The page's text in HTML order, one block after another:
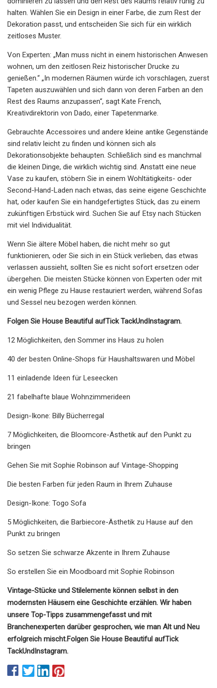
halten. Wählen Sie ein Design in einer Farbe, die zum Rest der
Dekoration passt, und entscheiden Sie sich für ein wirklich
zeitloses Muster.
Von Experten: „Man muss nicht in einem historischen Anwesen
wohnen, um den zeitlosen Reiz historischer Drucke zu
genießen.“ „In modernen Räumen würde ich vorschlagen, zuerst
Tapeten auszuwählen und sich dann von deren Farben an den
Rest des Raums anzupassen“, sagt Kate French,
Kreativdirektorin von Dado, einer Tapetenmarke.
Gebrauchte Accessoires und andere kleine antike Gegenstände
sind relativ leicht zu finden und können sich als
Dekorationsobjekte behaupten. Schließlich sind es manchmal
die kleinen Dinge, die wirklich wichtig sind. Anstatt eine neue
Vase zu kaufen, stöbern Sie in einem Wohltätigkeits- oder
Second-Hand-Laden nach etwas, das seine eigene Geschichte
hat, oder kaufen Sie ein handgefertigtes Stück, das zu einem
zukünftigen Erbstück wird. Suchen Sie auf Etsy nach Stücken
mit viel Individualität.
Wenn Sie ältere Möbel haben, die nicht mehr so ​​gut
funktionieren, oder Sie sich in ein Stück verlieben, das etwas
verlassen aussieht, sollten Sie es nicht sofort ersetzen oder
übergehen. Die meisten Stücke können von Experten oder mit
ein wenig Pflege zu Hause restauriert werden, während Sofas
und Sessel neu bezogen werden können.
Folgen Sie House Beautiful aufTick ​​TackUndInstagram.
12 Möglichkeiten, den Sommer ins Haus zu holen
40 der besten Online-Shops für Haushaltswaren und Möbel
11 einladende Ideen für Leseecken
21 fabelhafte blaue Wohnzimmerideen
Design-Ikone: Billy Bücherregal
7 Möglichkeiten, die Bloomcore-Ästhetik auf den Punkt zu
bringen
Gehen Sie mit Sophie Robinson auf Vintage-Shopping
Die besten Farben für jeden Raum in Ihrem Zuhause
Design-Ikone: Togo Sofa
5 Möglichkeiten, die Barbiecore-Ästhetik zu Hause auf den
Punkt zu bringen
So setzen Sie schwarze Akzente in Ihrem Zuhause
So erstellen Sie ein Moodboard mit Sophie Robinson
Vintage-Stücke und Stilelemente können selbst in den
modernsten Häusern eine Geschichte erzählen. Wir haben
unsere Top-Tipps zusammengefasst und mit
Branchenexperten darüber gesprochen, wie man Alt und Neu
erfolgreich mischt.Folgen Sie House Beautiful aufTick ​​
TackUndInstagram.